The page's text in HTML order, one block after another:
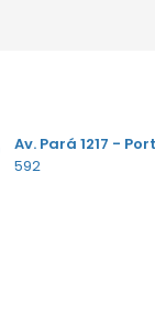
Av. Pará 1217 -
592